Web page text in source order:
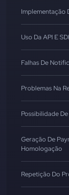
Implementação
Uso Da API E
Falhas De
Problemas Na
Possibilidade
Geração De
Homologação
Repetição Do